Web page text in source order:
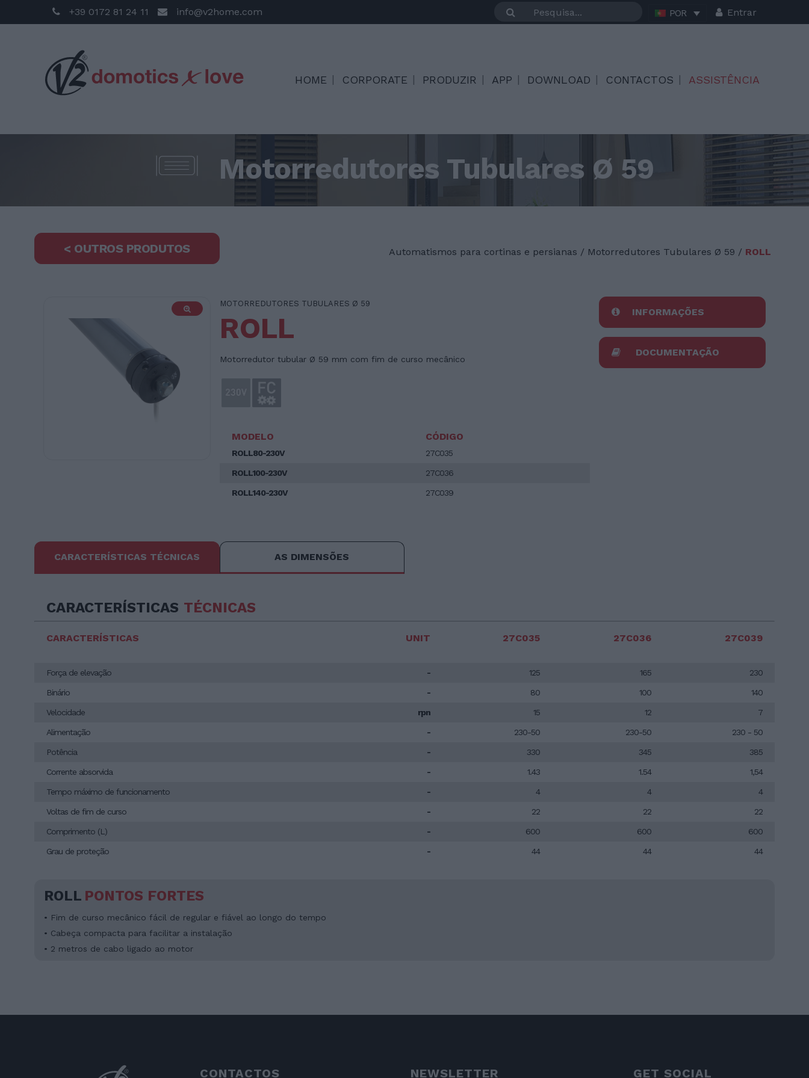
+39 0172 81 24 11 info@v2home.com POR Entrar
HOME CORPORATE PRODUZIR APP DOWNLOAD CONTACTOS ASSISTÊNCIA
Motorredutores Tubulares Ø 59
< OUTROS PRODUTOS Automatismos para cortinas e persianas / Motorredutores Tubulares Ø 59 / ROLL
MOTORREDUTORES TUBULARES Ø 59
ROLL
Motorredutor tubular Ø 59 mm com fim de curso mecânico
MODELO CÓDIGO
ROLL80-230V 27C035
ROLL100-230V 27C036
ROLL140-230V 27C039
INFORMAÇÕES
DOCUMENTAÇÃO
CARACTERÍSTICAS TÉCNICAS AS DIMENSÕES
CARACTERÍSTICAS TÉCNICAS
CARACTERÍSTICAS
Força de elevação
Binário
Velocidade
Alimentação
Potência
Corrente absorvida
Tempo máximo de funcionamento
Voltas de fim de curso
Comprimento (L)
Grau de proteção
UNIT
-
-
rpn
-
-
-
-
-
-
-
27C035
125
80
15
230-50
330
1.43
4
22
600
44
27C036
165
100
12
230-50
345
1.54
4
22
600
44
27C039
230
140
7
230 - 50
385
1,54
4
22
600
44
ROLL PONTOS FORTES
• Fim de curso mecânico fácil de regular e fiável ao longo do tempo
• Cabeça compacta para facilitar a instalação
• 2 metros de cabo ligado ao motor
CONTACTOS NEWSLETTER GET SOCIAL